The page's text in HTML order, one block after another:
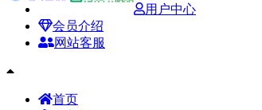
用户中心
会员介绍
网站客服
首页